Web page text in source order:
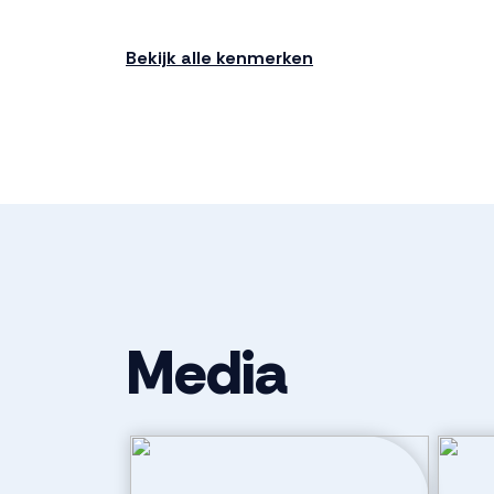
Aantal woonlagen
Bekijk alle kenmerken
Media